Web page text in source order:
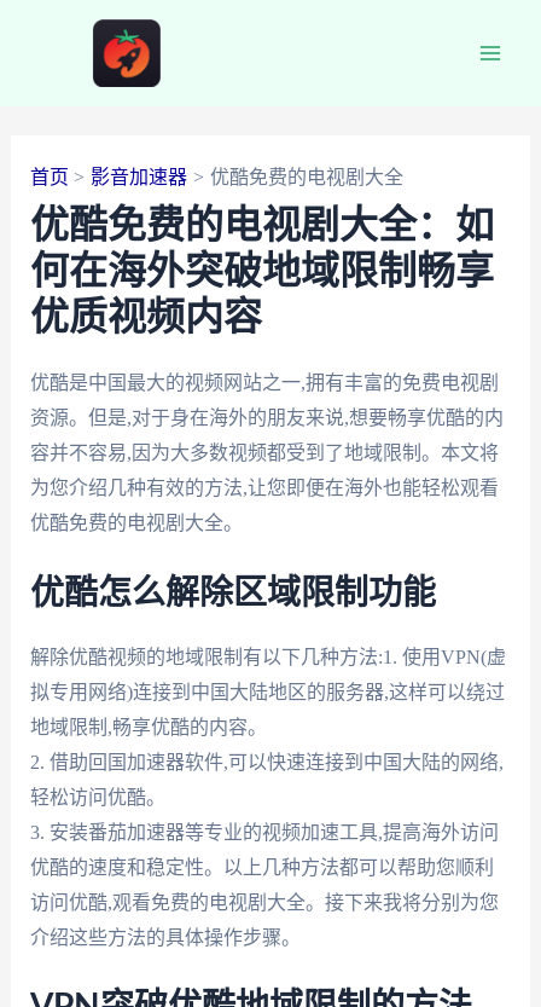
首页 影音加速器 优酷免费的电视剧大全
优酷免费的电视剧大全：如
何在海外突破地域限制畅享
优质视频内容
优酷是中国最大的视频网站之一,拥有丰富的免费电视剧
资源。但是,对于身在海外的朋友来说,想要畅享优酷的内
容并不容易,因为大多数视频都受到了地域限制。本文将
为您介绍几种有效的方法,让您即便在海外也能轻松观看
优酷免费的电视剧大全。
优酷怎么解除区域限制功能
解除优酷视频的地域限制有以下几种方法:1. 使用VPN(虚
拟专用网络)连接到中国大陆地区的服务器,这样可以绕过
地域限制,畅享优酷的内容。
2. 借助回国加速器软件,可以快速连接到中国大陆的网络,
轻松访问优酷。
3. 安装番茄加速器等专业的视频加速工具,提高海外访问
优酷的速度和稳定性。以上几种方法都可以帮助您顺利
访问优酷,观看免费的电视剧大全。接下来我将分别为您
介绍这些方法的具体操作步骤。